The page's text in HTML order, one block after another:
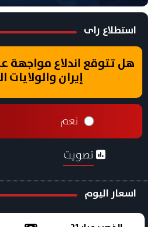
استطلاع راى
هل تتوقع اندلاع مواجهة
إيران والولايات
نعم
تصويت
اسعار اليوم